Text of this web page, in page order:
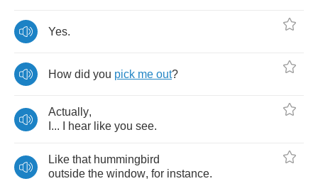
Yes.
How did you pick me out?
Actually,
... hear like you see.
Like that hummingbird
outside the window, for instance.